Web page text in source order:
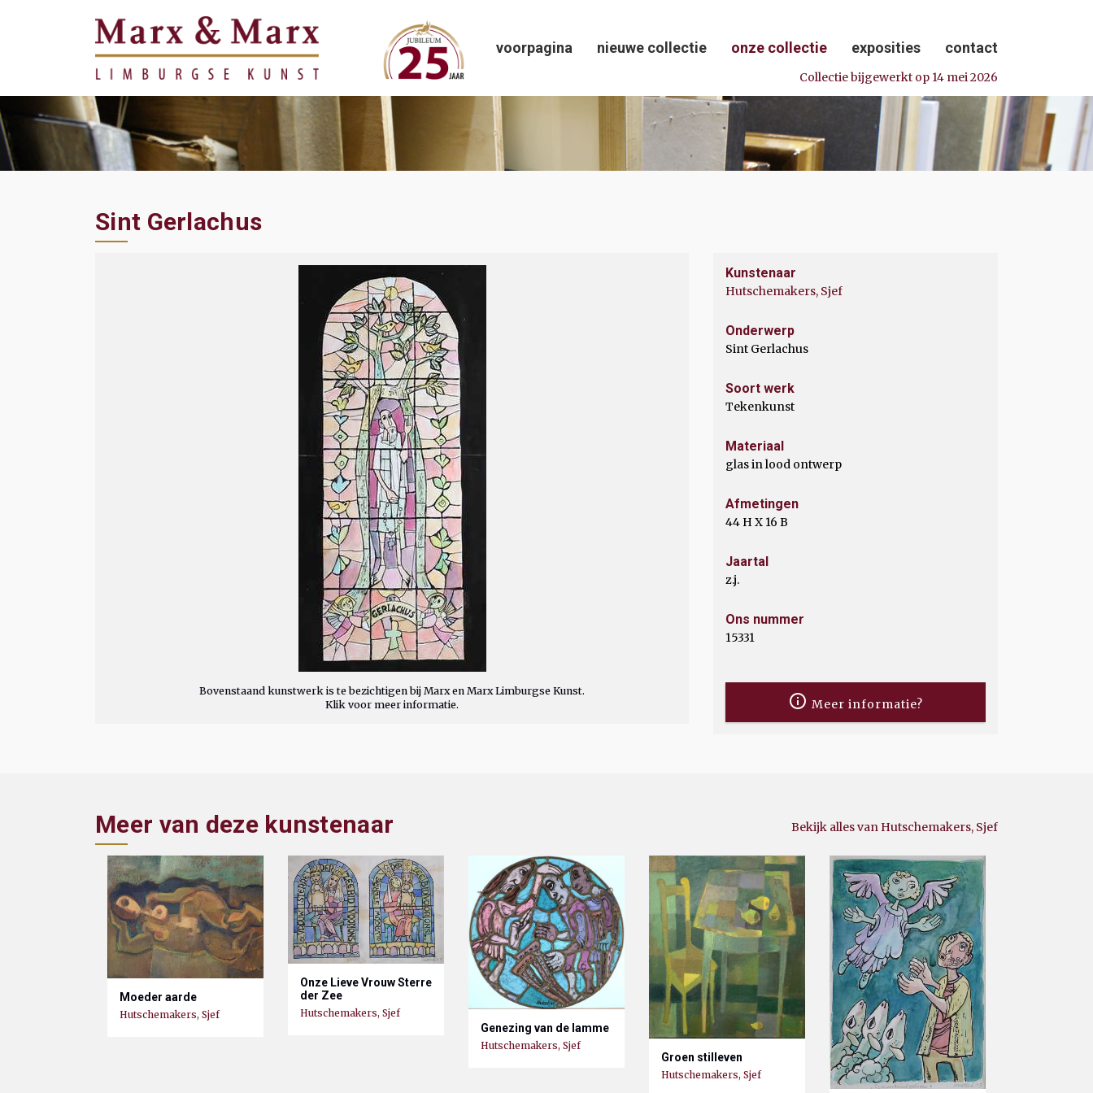
Collectie bijgewerkt op 14 mei 2026
voorpagina nieuwe collectie onze collectie exposities contact
Sint Gerlachus
Bovenstaand kunstwerk is te bezichtigen bij Marx en Marx Limburgse Kunst.
Klik voor meer informatie.
Kunstenaar
Hutschemakers, Sjef
Onderwerp
Sint Gerlachus
Soort werk
Tekenkunst
Materiaal
glas in lood ontwerp
Afmetingen
44 H X 16 B
Jaartal
z.j.
Ons nummer
15331
Meer informatie?
Meer van deze kunstenaar Bekijk alles van Hutschemakers, Sjef
Moeder aarde
Hutschemakers, Sjef
Onze Lieve Vrouw Sterre
der Zee
Hutschemakers, Sjef
Genezing van de lamme
Hutschemakers, Sjef
Groen stilleven
Hutschemakers, Sjef